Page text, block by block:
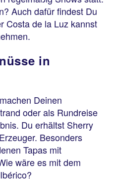
Auch dafür findest Du
Costa de la Luz kannst
in
Deinen
oder als Rundreise
Du erhältst Sherry
Besonders
Tapas mit
wäre es mit dem